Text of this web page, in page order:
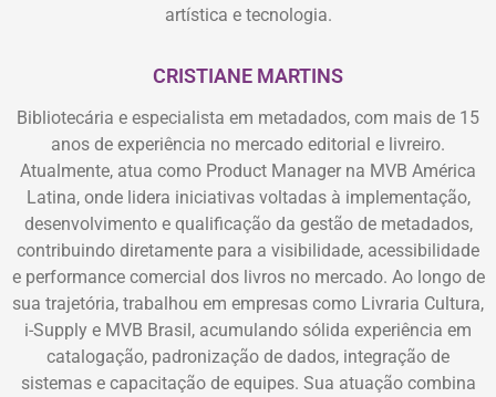
artística e tecnologia.
CRISTIANE MARTINS
Bibliotecária e especialista em metadados, com mais de 15
anos de experiência no mercado editorial e livreiro.
Atualmente, atua como Product Manager na MVB América
Latina, onde lidera iniciativas voltadas à implementação,
desenvolvimento e qualificação da gestão de metadados,
contribuindo diretamente para a visibilidade, acessibilidade
e performance comercial dos livros no mercado. Ao longo de
sua trajetória, trabalhou em empresas como Livraria Cultura,
i-Supply e MVB Brasil, acumulando sólida experiência em
catalogação, padronização de dados, integração de
sistemas e capacitação de equipes. Sua atuação combina